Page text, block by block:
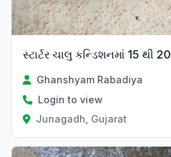
સ્ટાર્ટર ચાલુ કન્ડિશનમાં 15 થી 20
Ghanshyam Rabadiya
Login to view
Junagadh, Gujarat